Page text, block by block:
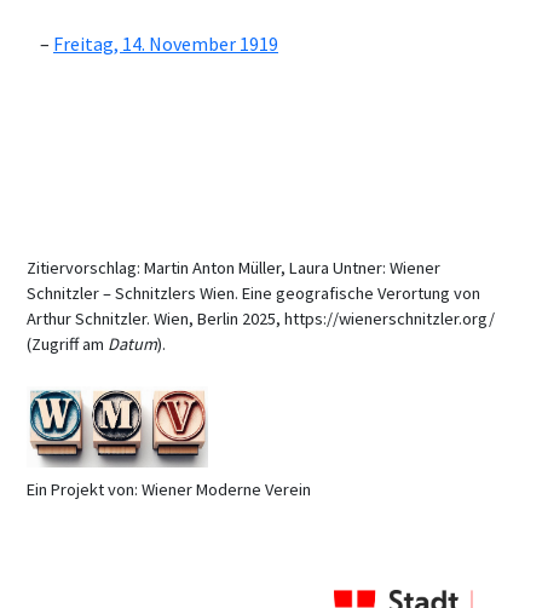
Freitag, 14. November 1919
Zitiervorschlag: Martin Anton Müller, Laura Untner: Wiener
Schnitzler – Schnitzlers Wien. Eine geografische Verortung von
Arthur Schnitzler. Wien, Berlin 2025, https://wienerschnitzler.org/
(Zugriff am Datum).
Ein Projekt von: Wiener Moderne Verein